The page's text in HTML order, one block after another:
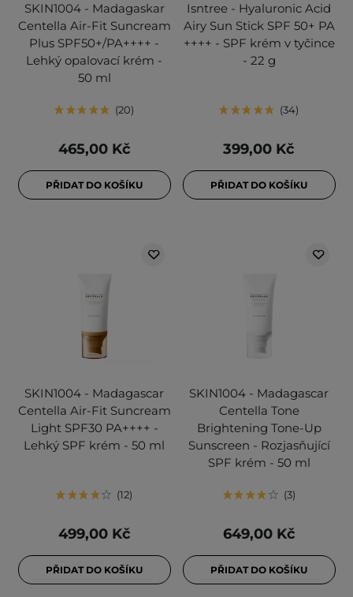
SKIN1004 - Madagaskar
Centella Air-Fit Suncream
Plus SPF50+/PA++++ -
Lehký opalovací krém -
50 ml
20
465,00 Kč
PŘIDAT DO KOŠÍKU
Isntree - Hyaluronic Acid
Airy Sun Stick SPF 50+ PA
++++ - SPF krém v tyčince
- 22 g
34
399,00 Kč
PŘIDAT DO KOŠÍKU
SKIN1004 - Madagascar
Centella Air-Fit Suncream
Light SPF30 PA++++ -
Lehký SPF krém - 50 ml
12
499,00 Kč
PŘIDAT DO KOŠÍKU
SKIN1004 - Madagascar
Centella Tone
Brightening Tone-Up
Sunscreen - Rozjasňující
SPF krém - 50 ml
3
649,00 Kč
PŘIDAT DO KOŠÍKU